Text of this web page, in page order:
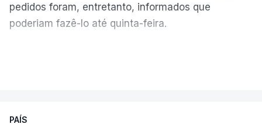
pedidos foram, entretanto, informados que
poderiam fazê-lo até quinta-feira.
No domingo, estavam concluídos cerca de 50 por
PAÍS